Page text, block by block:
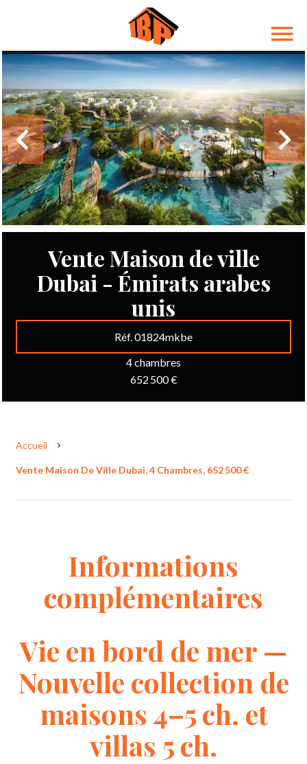
Vente Maison de ville
Dubai - Émirats arabes
unis
Réf. 01824mkbe
4 chambres
652 500 €
Accueil
Vente Maison De Ville Dubai, 4 Chambres, 652 500 €
Informations
complémentaires
Vie en bord de mer —
Nouvelle collection de
maisons 4–5 ch. et
villas 5 ch.